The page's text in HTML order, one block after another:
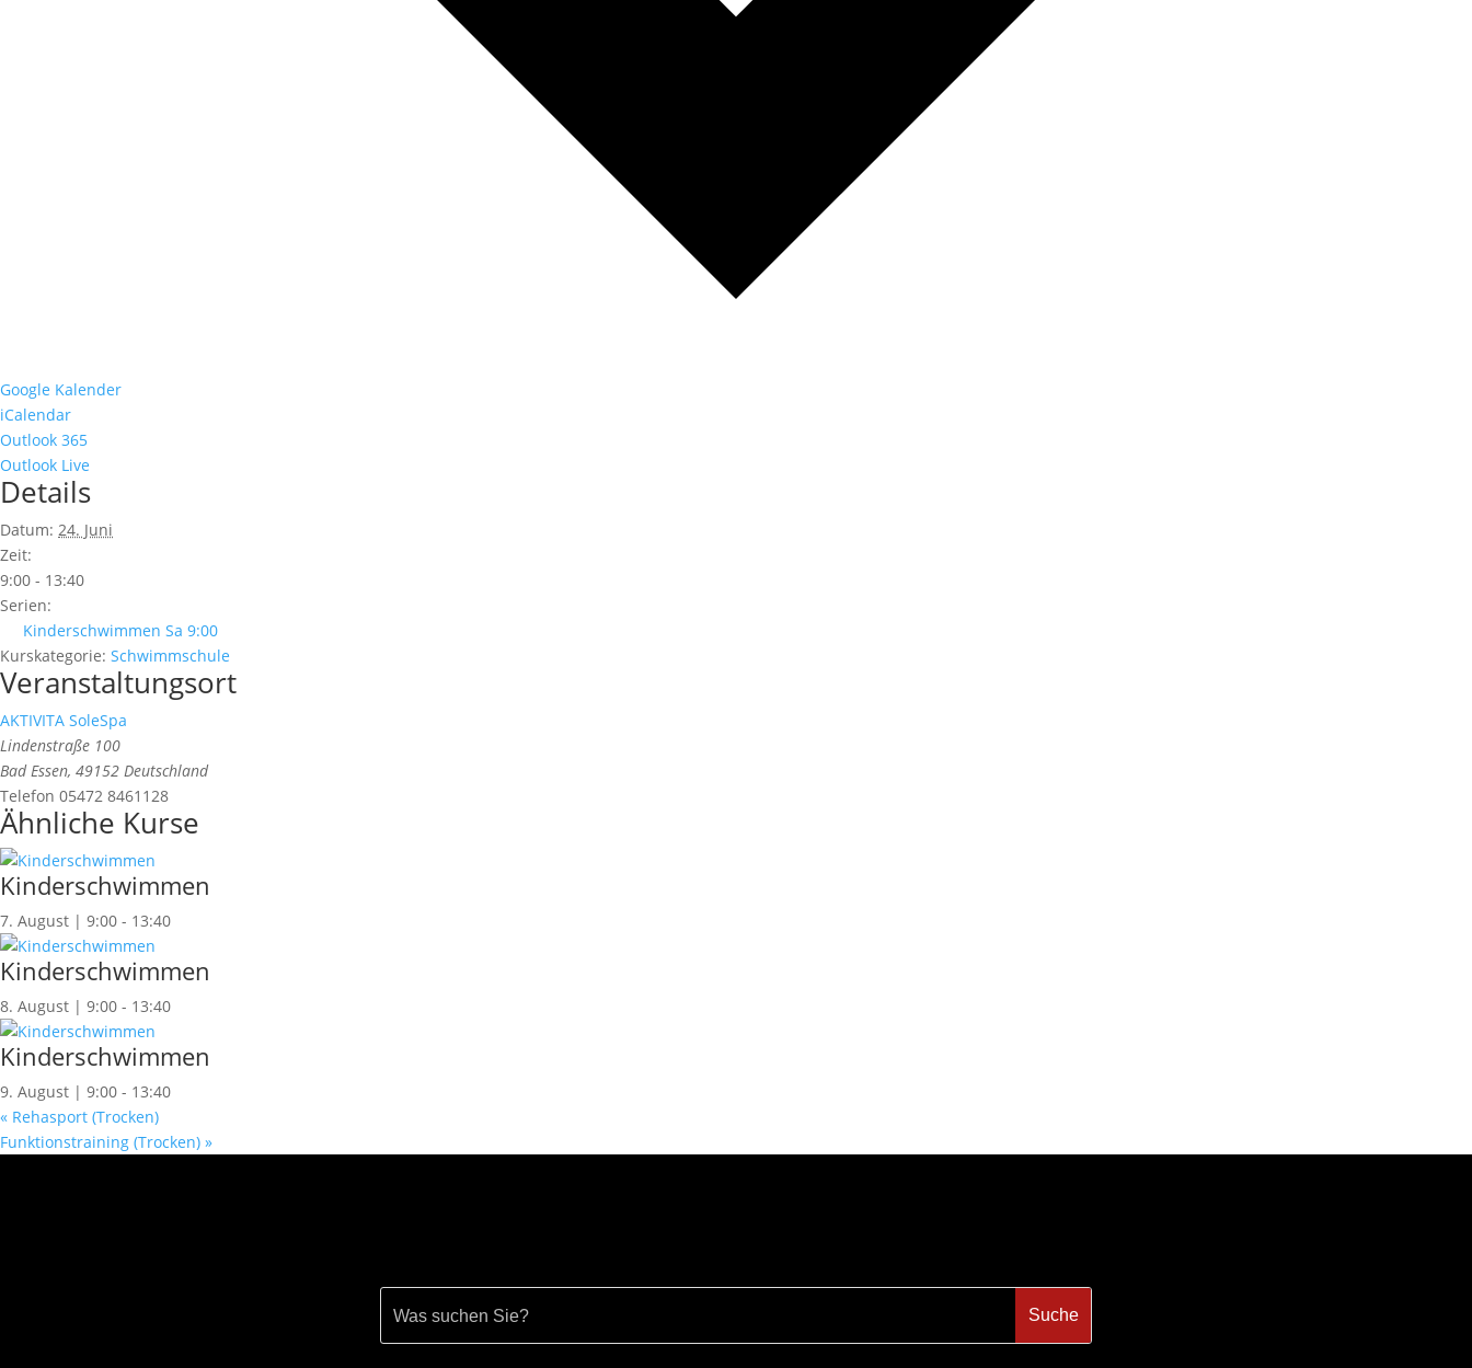
Google Kalender
iCalendar
Outlook 365
Outlook Live
Details
Datum: 24. Juni
Zeit:
9:00 - 13:40
Serien:
Kinderschwimmen Sa 9:00
Kurskategorie: Schwimmschule
Veranstaltungsort
AKTIVITA SoleSpa
Lindenstraße 100
Bad Essen, 49152 Deutschland
Telefon 05472 8461128
Ähnliche Kurse
Kinderschwimmen
7. August | 9:00 - 13:40
Kinderschwimmen
8. August | 9:00 - 13:40
Kinderschwimmen
9. August | 9:00 - 13:40
« Rehasport (Trocken)
Funktionstraining (Trocken) »